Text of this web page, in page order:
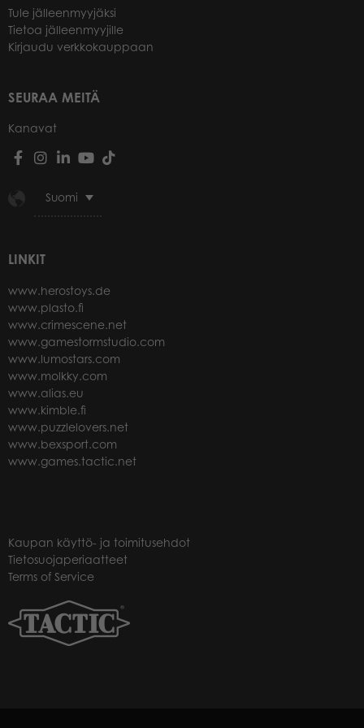
Tule jälleenmyyjäksi
Tietoa jälleenmyyjille
Kirjaudu verkkokauppaan
SEURAA MEITÄ
Kanavat
Suomi
LINKIT
www.herostoys.de
www.plasto.fi
www.crimescene.net
www.gamestormstudio.com
www.lumostars.com
www.molkky.com
www.alias.eu
www.kimble.fi
www.puzzlelovers.net
www.bexsport.com
www.games.tactic.net
Kaupan käyttö- ja toimitusehdot
Tietosuojaperiaatteet
Terms of Service